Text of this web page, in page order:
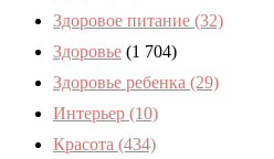
Здоровое питание (32)
Здоровье (1 704)
Здоровье ребенка (29)
Интерьер (10)
Красота (434)